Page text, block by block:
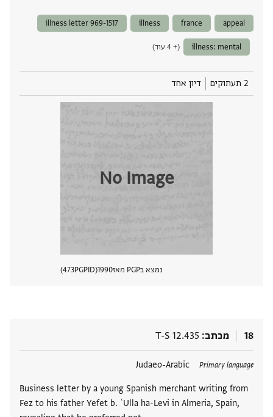
appeal
france
illness
illness letter 969-1517
illness: mental (+ 4 עוד)
2 תעתוקים דיון אחד
No Image
נמצא בPGP מאז 1990
PGPID
473
18 מכתב T-S 12.435
Primary language
Judaeo-Arabic
Business letter by a young Spanish merchant writing from
Fez to his father Yefet b. ʿUlla ha-Levi in Almeria, Spain,
תגים